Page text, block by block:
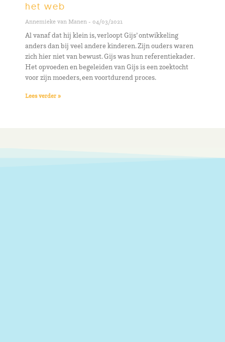
het web
Annemieke van Manen 04/03/2021
Al vanaf dat hij klein is, verloopt Gijs’ ontwikkeling
anders dan bij veel andere kinderen. Zijn ouders waren
zich hier niet van bewust. Gijs was hun referentiekader.
Het opvoeden en begeleiden van Gijs is een zoektocht
voor zijn moeders, een voortdurend proces.
Lees verder »